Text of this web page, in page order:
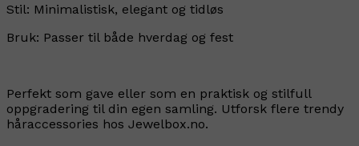
Stil: Minimalistisk, elegant og tidløs
Bruk: Passer til både hverdag og fest
Perfekt som gave eller som en praktisk og stilfull
oppgradering til din egen samling. Utforsk flere trendy
håraccessories hos Jewelbox.no.